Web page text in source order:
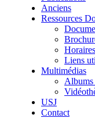
Anciens
Ressources
Liens
Multimédias
Albums
USJ
Contact